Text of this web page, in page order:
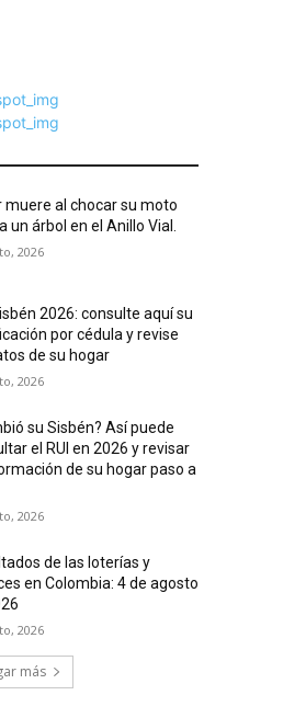
muere al chocar su moto
un árbol en el Anillo Vial.
2026
2026: consulte aquí su
por cédula y revise
de su hogar
2026
su Sisbén? Así puede
el RUI en 2026 y revisar
de su hogar paso a
2026
de las loterías y
en Colombia: 4 de agosto
2026
más